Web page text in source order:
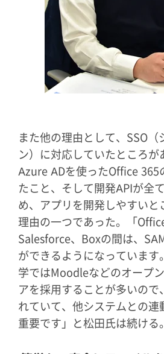
また他の理由として、SSO（
ン）に対応していたところが
Azure ADを使ったOffice 365
たこと、そして開発APIが全
め、アプリを開発しやすいと
理由の一つであった。「
Salesforce、Boxの間は、
ができるようになっています
学ではMoodleなどのオープ
アを採用することが多いので
れていて、他システムとの連
重要です」と松田氏は続ける。